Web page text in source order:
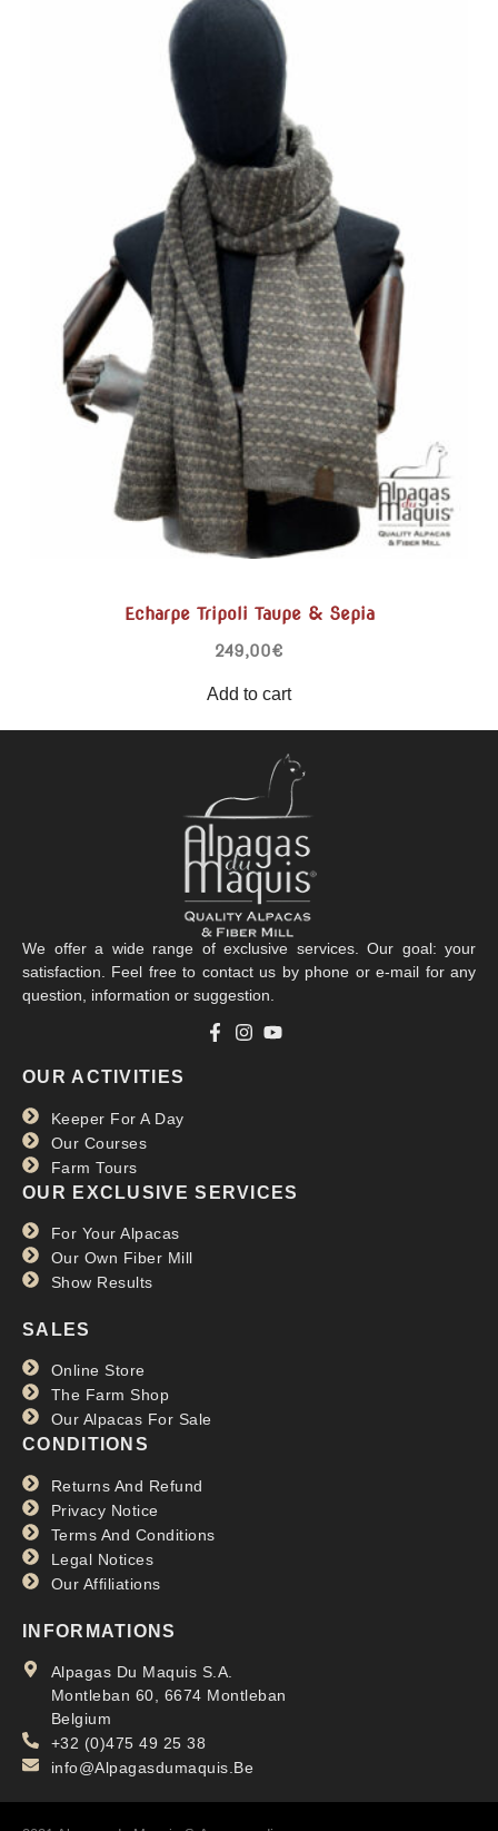
Echarpe Tripoli Taupe & Sepia
249,00€
Add to cart
We offer a wide range of exclusive services. Our goal: your
satisfaction. Feel free to contact us by phone or e-mail for any
question, information or suggestion.
OUR ACTIVITIES
Keeper For A Day
Our Courses
Farm Tours
OUR EXCLUSIVE SERVICES
For Your Alpacas
Our Own Fiber Mill
Show Results
SALES
Online Store
The Farm Shop
Our Alpacas For Sale
CONDITIONS
Returns And Refund
Privacy Notice
Terms And Conditions
Legal Notices
Our Affiliations
INFORMATIONS
Alpagas Du Maquis S.A.
Montleban 60, 6674 Montleban
Belgium
+32 (0)475 49 25 38
info@Alpagasdumaquis.Be